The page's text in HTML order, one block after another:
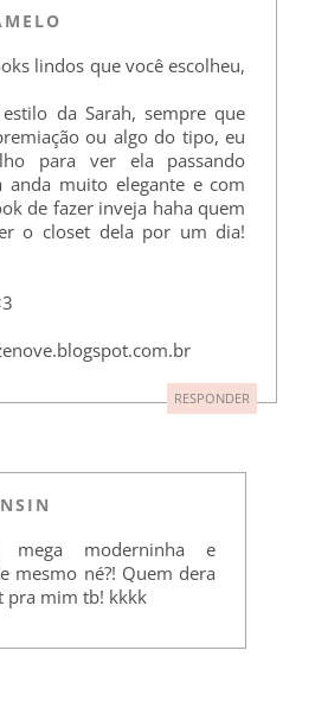
lindos que você escolheu,
da Sarah, sempre que
ou algo do tipo, eu
para ver ela passando
anda muito elegante e com
de fazer inveja haha quem
o closet dela por um dia!
RESPONDER
moderninha e
mesmo né?! Quem dera
pra mim tb! kkkk